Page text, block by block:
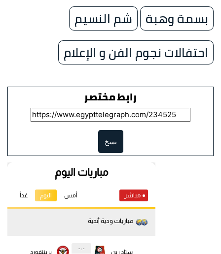
بسمة وهبة
شم النسيم
احتفالات نجوم الفن و الإعلام
رابط مختصر
نسخ